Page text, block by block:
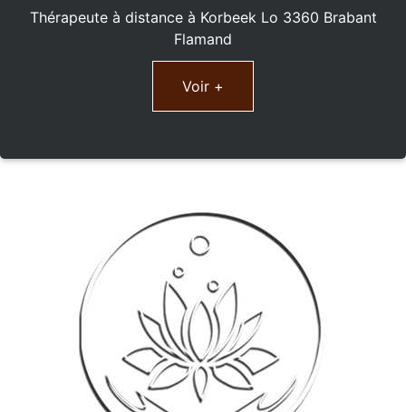
Thérapeute à distance à Korbeek Lo 3360 Brabant
Flamand
Voir +